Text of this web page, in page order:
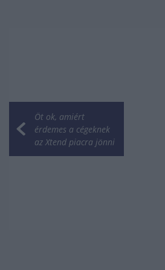
Öt ok, amiért
érdemes a cégeknek
az Xtend piacra jönni